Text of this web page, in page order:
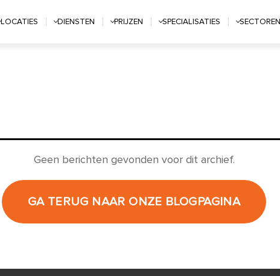
LOCATIES DIENSTEN PRIJZEN SPECIALISATIES SECTOREN
Geen berichten gevonden voor dit archief.
GA TERUG NAAR ONZE BLOGPAGINA